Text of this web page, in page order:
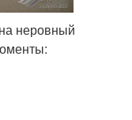
неровный